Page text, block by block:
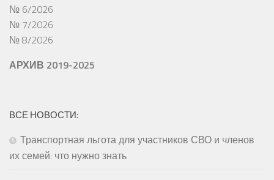
№ 6/2026
№ 7/2026
№ 8/2026
АРХИВ 2019-2025
ВСЕ НОВОСТИ:
Транспортная льгота для участников СВО и членов
их семей: что нужно знать